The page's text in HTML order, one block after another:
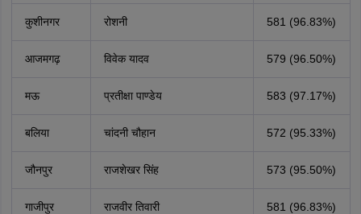
कुशीनगर रोशनी 581 (96.83%)
आजमगढ़ विवेक यादव 579 (96.50%)
मऊ प्रतीक्षा पाण्डेय 583 (97.17%)
बलिया चांदनी चौहान 572 (95.33%)
जौनपुर राजशेखर सिंह 573 (95.50%)
गाजीपुर राजवीर तिवारी 581 (96.83%)